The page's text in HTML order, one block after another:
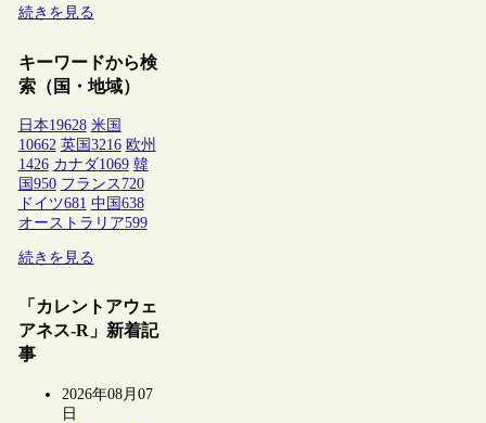
続きを見る
キーワードから検
索（国・地域）
日本19628 米国
10662 英国 3216 欧州
1426 カナダ1069 韓
国 950 フランス 720
ドイツ681 中国 638
オーストラリア599
続きを見る
「カレントアウェ
アネス-R」新着記
事
2026年08月07
日